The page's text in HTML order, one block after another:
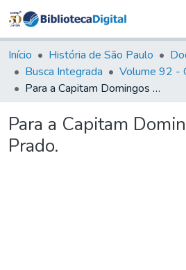
&
Coleções
Tudo na
Biblioteca
Início História de São Paulo
Busca Integrada
Para a Capitam Domingos Leme do Prado.
Para a Capitam
Prado.